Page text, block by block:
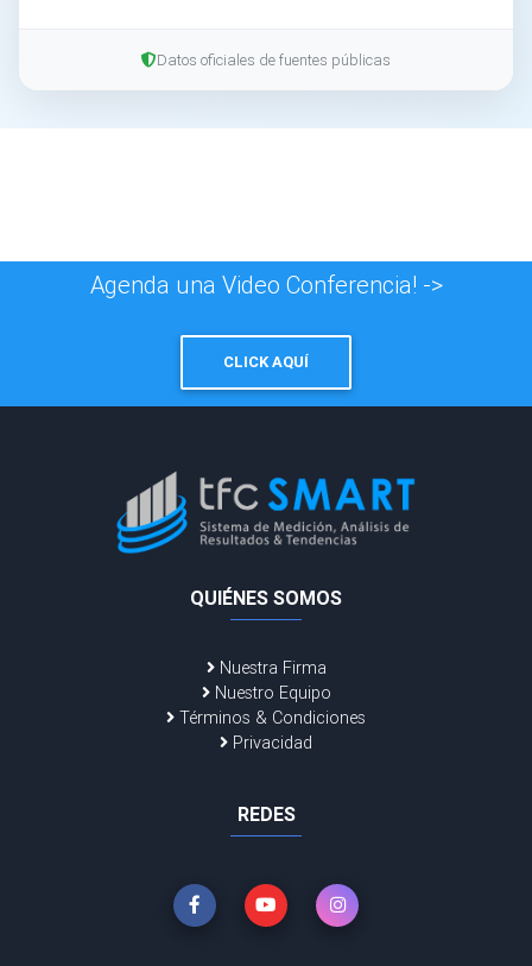
Datos oficiales de fuentes públicas
Agenda una Video Conferencia! ->
CLICK AQUÍ
QUIÉNES SOMOS
Nuestra Firma
Nuestro Equipo
Términos & Condiciones
Privacidad
REDES